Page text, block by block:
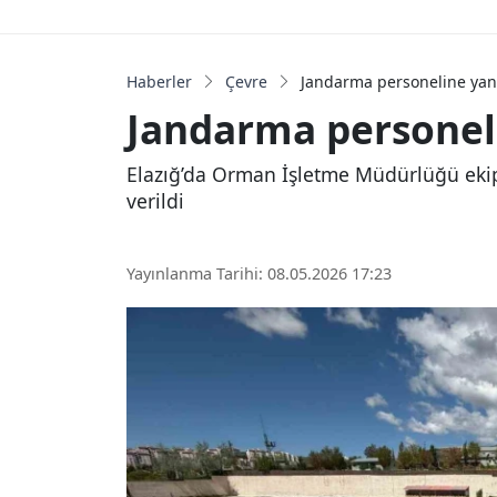
Haberler Çevre Jandarma personeline
Jandarma
Elazığ’da Orman İşletme Müdürlüğü
verildi
Yayınlanma Tarihi: 08.05.2026 17:23